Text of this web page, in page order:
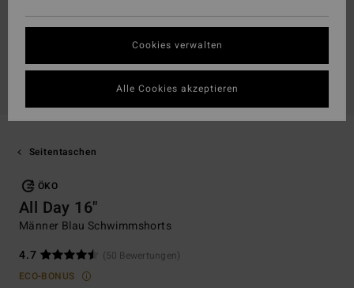
Seitentaschen
ÖKO
All Day 16"
Männer Blau Schwimmshorts
4.7
(50 Bewertungen)
ECO-BONUS
Cookies verwalten
Alle Cookies akzeptieren